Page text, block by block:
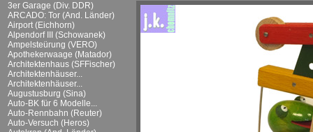
3er Garage (Div. DDR)
ARCADO: Tor (And. Länder)
Airport (Eichhorn)
Alpendorf III (Schowanek)
Ampelsteürung (VERO)
Apothekerwaage (Matador)
Architektenhaus (SFFischer)
Architektenhäuser...
Architektenhäuser...
Augustusburg (Sina)
Auto-BK für 6 Modelle...
Auto-Rennbahn (Reuter)
Auto-Versuch (Heros)